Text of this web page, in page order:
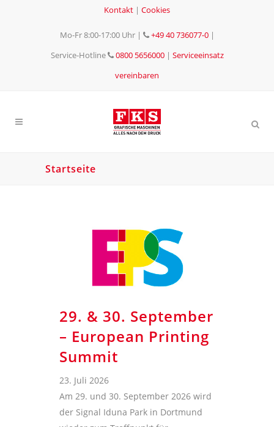
Kontakt | Cookies
Mo-Fr 8:00-17:00 Uhr| +49 40 736077-0|
Service-Hotline
0800 5656000| Serviceeinsatz
vereinbaren
Startseite
29. & 30. September
– European Printing
Summit
23. Juli 2026
Am 29. und 30. September 2026 wird
der Signal Iduna Park in Dortmund